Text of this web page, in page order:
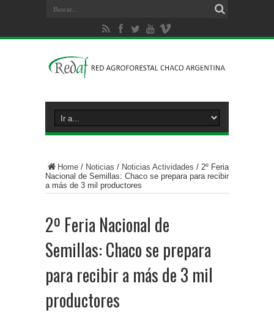
Home / Noticias / Noticias Actividades / 2º Feria
Nacional de Semillas: Chaco se prepara para recibir
a más de 3 mil productores
2º Feria Nacional de
Semillas: Chaco se prepara
para recibir a más de 3 mil
productores